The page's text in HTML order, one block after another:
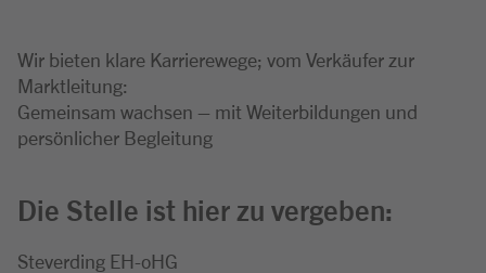
Wir bieten klare Karrierewege; vom Verkäufer zur
Marktleitung:
Gemeinsam wachsen – mit Weiterbildungen und
persönlicher Begleitung
Die Stelle ist hier zu vergeben:
Steverding EH-oHG